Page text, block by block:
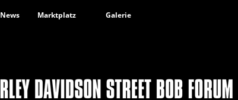
News Marktplatz Galerie